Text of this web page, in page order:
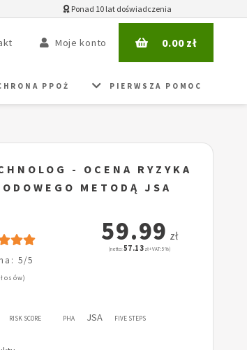
Ponad 10 lat doświadczenia
Moje konto 0.00zł
PPOŻ PIERWSZA POMOC
- OCENA RYZYKA
METODĄ JSA
5/5
59.99 zł
(netto:57.13 zł + VAT: 5%)
RISK SCORE PHA JSA FIVE STEPS